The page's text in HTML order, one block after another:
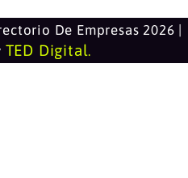
De Empresas 2026 |
TED Digital.